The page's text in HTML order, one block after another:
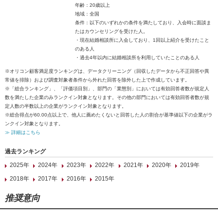
年齢：20歳以上
地域：全国
条件：以下のいずれかの条件を満たしており、入会時に面談ま
たはカウンセリングを受けた人。
・現在結婚相談所に入会しており、1回以上紹介を受けたこと
のある人
・過去4年以内に結婚相談所を利用していたことのある人
※オリコン顧客満足度ランキングは、データクリーニング（回収したデータから不正回答や異
常値を排除）および調査対象者条件から外れた回答を除外した上で作成しています。
※「総合ランキング」、「評価項目別」、部門の「業態別」においては有効回答者数が規定人
数を満たした企業のみランクイン対象となります。その他の部門においては有効回答者数が規
定人数の半数以上の企業がランクイン対象となります。
※総合得点が60.00点以上で、他人に薦めたくないと回答した人の割合が基準値以下の企業がラ
ンクイン対象となります。
≫ 詳細はこちら
過去ランキング
2025年
2024年 2023年 2022年 2021年 2020年
2019年
2018年
2017年 2016年 2015年
推奨意向